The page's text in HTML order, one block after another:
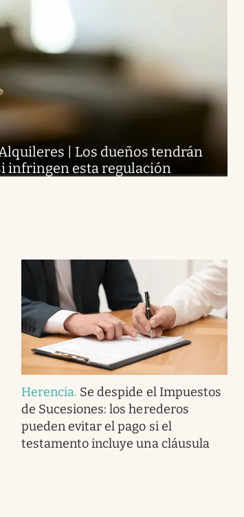
| Los dueños tendrán
infringen esta regulación
Herencia. Se despide el Impuestos
de Sucesiones: los herederos
pueden evitar el pago si el
testamento incluye una cláusula